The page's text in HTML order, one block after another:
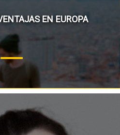
EN EUROPA